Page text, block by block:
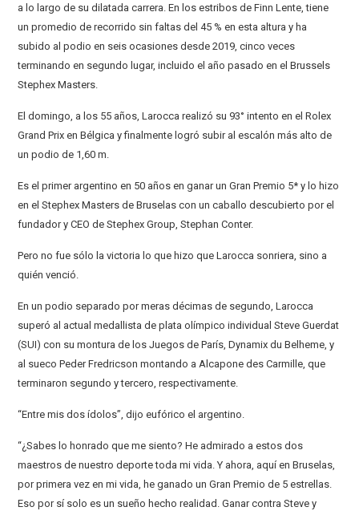
a lo largo de su dilatada carrera. En los estribos de Finn Lente, tiene
un promedio de recorrido sin faltas del 45 % en esta altura y ha
subido al podio en seis ocasiones desde 2019, cinco veces
terminando en segundo lugar, incluido el año pasado en el Brussels
Stephex Masters.
El domingo, a los 55 años, Larocca realizó su 93° intento en el Rolex
Grand Prix en Bélgica y finalmente logró subir al escalón más alto de
un podio de 1,60 m.
Es el primer argentino en 50 años en ganar un Gran Premio 5* y lo hizo
en el Stephex Masters de Bruselas con un caballo descubierto por el
fundador y CEO de Stephex Group, Stephan Conter.
Pero no fue sólo la victoria lo que hizo que Larocca sonriera, sino a
quién venció.
En un podio separado por meras décimas de segundo, Larocca
superó al actual medallista de plata olímpico individual Steve Guerdat
(SUI) con su montura de los Juegos de París, Dynamix du Belheme, y
al sueco Peder Fredricson montando a Alcapone des Carmille, que
terminaron segundo y tercero, respectivamente.
“Entre mis dos ídolos”, dijo eufórico el argentino.
“¿Sabes lo honrado que me siento? He admirado a estos dos
maestros de nuestro deporte toda mi vida. Y ahora, aquí en Bruselas,
por primera vez en mi vida, he ganado un Gran Premio de 5 estrellas.
Eso por sí solo es un sueño hecho realidad. Ganar contra Steve y